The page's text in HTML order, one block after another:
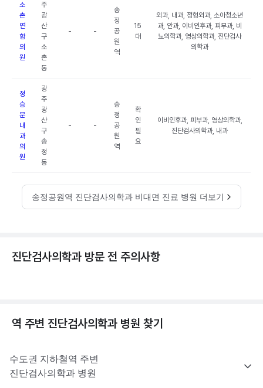
소
촌
연
합
의
원
주
광
산
구
소
촌
동
- -
송
정
공
원
역
15
대
외과, 내과, 정형외과, 소아청소년
과, 안과, 이비인후과, 피부과, 비
뇨의학과, 영상의학과, 진단검사
의학과
정
승
문
내
과
의
원
광
주
광
산
구
송
정
동
- -
송
정
공
원
역
확
인
필
요
이비인후과, 피부과, 영상의학과,
진단검사의학과, 내과
송정공원역 진단검사의학과 비대면 진료 병원 더보기
진단검사의학과 방문 전 주의사항
역 주변 진단검사의학과 병원 찾기
수도권 지하철역 주변
진단검사의학과 병원